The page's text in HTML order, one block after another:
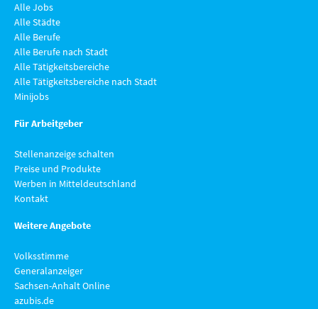
Alle Jobs
Alle Städte
Alle Berufe
Alle Berufe nach Stadt
Alle Tätigkeitsbereiche
Alle Tätigkeitsbereiche nach Stadt
Minijobs
Für Arbeitgeber
Stellenanzeige schalten
Preise und Produkte
Werben in Mitteldeutschland
Kontakt
Weitere Angebote
Volksstimme
Generalanzeiger
Sachsen-Anhalt Online
azubis.de